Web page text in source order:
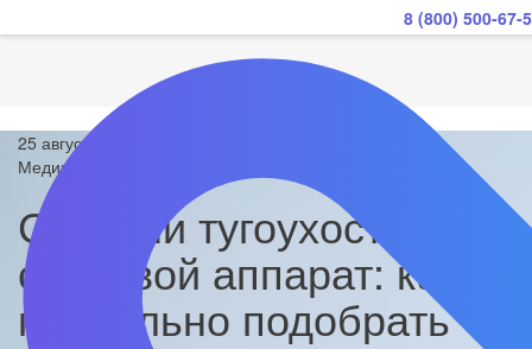
8 (800) 500-67-
25 августа 2023
Медицинское оборудование
Степени тугоухости и
слуховой аппарат: как
правильно подобрать